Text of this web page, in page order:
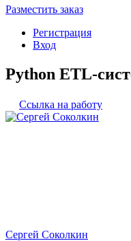
Разместить заказ
Регистрация
Вход
Python ETL-
Ссылка на работу
Сергей Соколкин